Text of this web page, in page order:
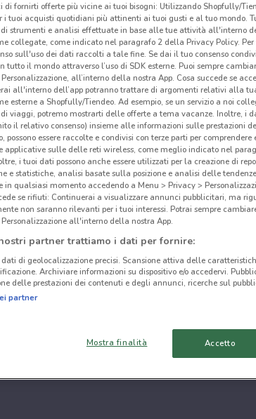
di fornirti offerte più vicine ai tuoi bisogni: Utilizzando Shopfully/
i tuoi acquisti quotidiani più attinenti ai tuoi gusti e al tuo mondo.
di strumenti e analisi effettuate in base alle tue attività all'interno
collegate, come indicato nel paragrafo 2 della Privacy Policy.
sull'uso dei dati raccolti a tale fine. Se dai il tuo consenso
tutto il mondo attraverso l’uso di SDK esterne. Puoi sempre
all’interno della nostra App. Cosa succede se
all'interno dell’app potranno trattare di argomenti relativi alla
esterne a Shopfully/Tiendeo. Ad esempio, se un servizio a noi
viaggi, potremo mostrarti delle offerte a tema vacanze. Inoltre, i
il relativo consenso) insieme alle informazioni sulle prestazioni
possono essere raccolte e condivisi con terze parti per
applicative sulle delle reti wireless, come meglio indicato nel
i tuoi dati possono anche essere utilizzati per la creazione di
e statistiche, analisi basate sulla posizione e analisi delle
in qualsiasi momento accedendo a Menu > Privacy >
se rifiuti: Continuerai a visualizzare annunci pubblicitari, ma
non saranno rilevanti per i tuoi interessi. Potrai sempre
all'interno della nostra App.
partner trattiamo i dati per fornire:
di geolocalizzazione precisi. Scansione attiva delle
Archiviare informazioni su dispositivo e/o accedervi.
delle prestazioni dei contenuti e degli annunci, ricerche sul
partner
Mostra finalità Accetto